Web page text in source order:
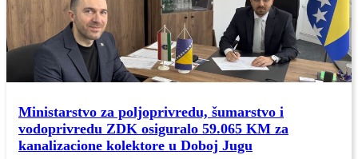
Ministarstvo za poljoprivredu, šumarstvo i
vodoprivredu ZDK osiguralo 59.065 KM za
kanalizacione kolektore u Doboj Jugu